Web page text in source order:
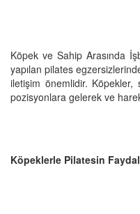
Köpek ve Sahip Arasında
yapılan pilates
iletişim önemlidir. Köpekler,
pozisyonlara gelerek ve
Köpeklerle Pilatesin